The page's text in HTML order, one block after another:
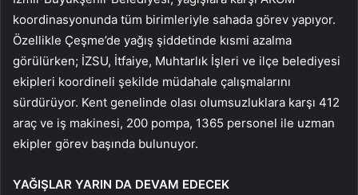
koordinasyonunda tüm birimleriyle sahada görev yapıyor.
Özellikle Çeşme’de yağış şiddetinde kısmi azalma
görülürken; İZSU, İtfaiye, Muhtarlık İşleri ve ilçe belediyesi
ekipleri koordineli şekilde müdahale çalışmalarını
sürdürüyor. Kent genelinde olası olumsuzluklara karşı 412
araç ve iş makinesi, 200 pompa, 1365 personel ile uzman
ekipler görev başında bulunuyor.
YAĞIŞLAR YARIN DA DEVAM EDECEK